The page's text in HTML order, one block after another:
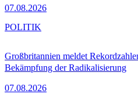
07.08.2026
Großbritannien meldet
Bekämpfung der Radikalisierung
07.08.2026
POLITIK